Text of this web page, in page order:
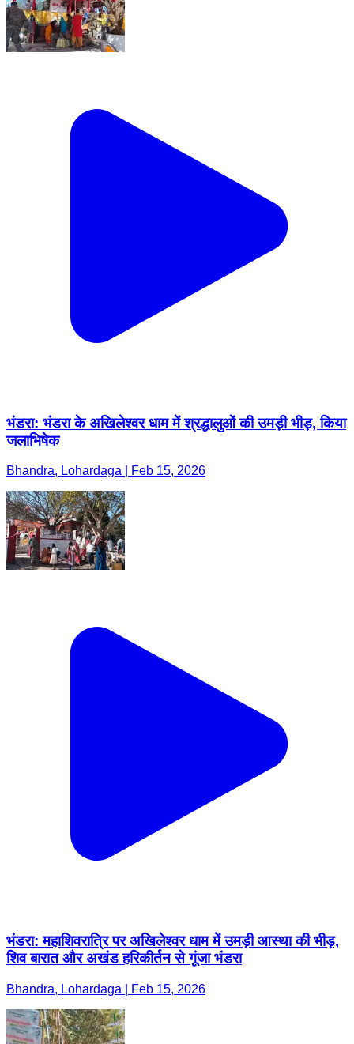
भंडरा: भंडरा के अखिलेश्वर धाम में श्रद्धालुओं की उमड़ी भीड़, किया
जलाभिषेक
Bhandra, Lohardaga | Feb 15, 2026
भंडरा: महाशिवरात्रि पर अखिलेश्वर धाम में उमड़ी आस्था की भीड़,
शिव बारात और अखंड हरिकीर्तन से गूंजा भंडरा
Bhandra, Lohardaga | Feb 15, 2026